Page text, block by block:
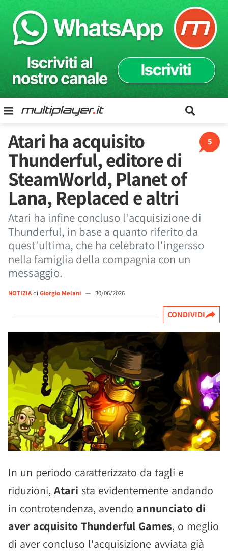
5
Atari ha acquisito
Thunderful, editore di
SteamWorld, Planet of
Lana, Replaced e altri
Atari ha infine concluso l'acquisizione di
Thunderful, in base a quanto riferito da
quest'ultima, che ha celebrato l'ingersso
nella famiglia della compagnia con un
messaggio.
NOTIZIAdi Giorgio Melani — 30/06/2026
CONDIVIDI
In un periodo caratterizzato da tagli e
riduzioni, Atari sta evidentemente andando
in controtendenza, avendo annunciato di
aver acquisito Thunderful Games, o meglio
di aver concluso l'acquisizione avviata già